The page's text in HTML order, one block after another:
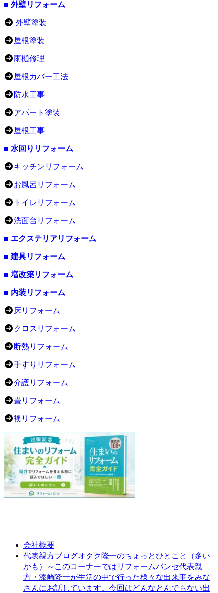
■ 外壁リフォーム
外壁塗装
屋根塗装
雨樋修理
屋根カバー工法
防水工事
アパート塗装
屋根工事
■ 水回りリフォーム
キッチンリフォーム
お風呂リフォーム
トイレリフォーム
洗面台リフォーム
■ エクステリアリフォーム
■ 建具リフォーム
■ 増改築リフォーム
■ 内装リフォーム
床リフォーム
クロスリフォーム
断熱リフォーム
手すりリフォーム
介護リフォーム
畳リフォーム
襖リフォーム
会社概要
代表親方ブログオタク隆一のちょっとひとこと（多い
かも）～このコーナーではリフォームパンセ代表親
方・漆崎隆一が生活の中で行った様々な出来事をみな
さんにお話しています。今回はどんなとんでもない出